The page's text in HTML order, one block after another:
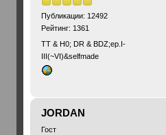
Публикации: 12492
Рейтинг: 1361
ТТ & Н0; DR & BDZ;ep.I-
III(~VI)&selfmade
JORDAN
Гост